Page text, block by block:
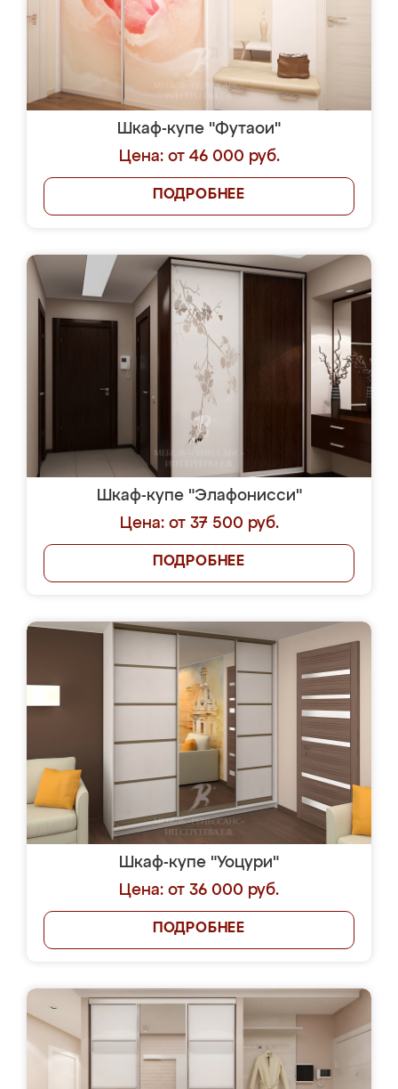
Шкаф-купе "Футаои"
Цена: от 46 000 руб.
ПОДРОБНЕЕ
Шкаф-купе "Элафонисси"
Цена: от 37 500 руб.
ПОДРОБНЕЕ
Шкаф-купе "Уоцури"
Цена: от 36 000 руб.
ПОДРОБНЕЕ